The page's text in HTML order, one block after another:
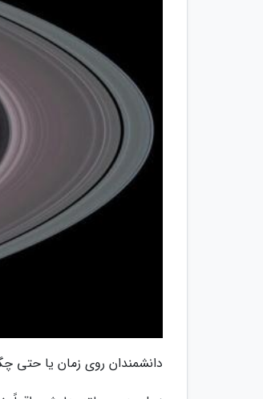
دانشمندان روی زمان یا حتی